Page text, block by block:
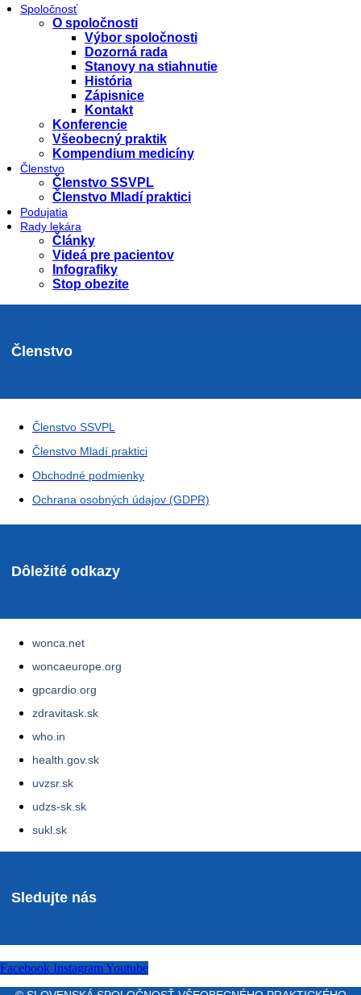
Spoločnosť
O spoločnosti
Výbor spoločnosti
Dozorná rada
Stanovy na stiahnutie
História
Zápisnice
Kontakt
Konferencie
Všeobecný praktik
Kompendium medicíny
Členstvo
Členstvo SSVPL
Členstvo Mladí praktici
Podujatia
Rady lekára
Články
Videá pre pacientov
Infografiky
Stop obezite
Členstvo
Členstvo SSVPL
Členstvo Mladí praktici
Obchodné podmienky
Ochrana osobných údajov (GDPR)
Dôležité odkazy
wonca.net
woncaeurope.org
gpcardio.org
zdravitask.sk
who.in
health.gov.sk
uvzsr.sk
udzs-sk.sk
sukl.sk
Sledujte nás
Facebook Instagram Youtube